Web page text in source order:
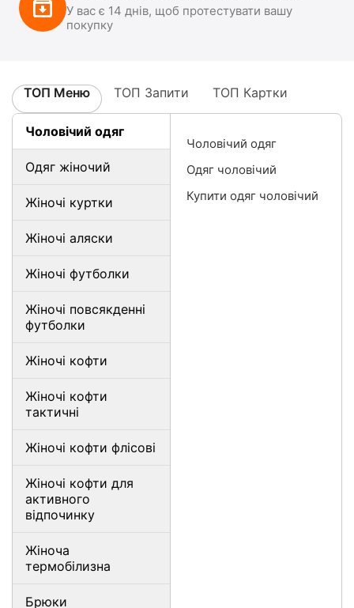
У вас є 14 днів, щоб протестувати вашу
покупку
ТОП Меню ТОП Запити ТОП Картки
Чоловічий одяг
Одяг жіночий
Жіночі куртки
Жіночі аляски
Жіночі футболки
Жіночі повсякденні
футболки
Жіночі кофти
Жіночі кофти
тактичні
Жіночі кофти флісові
Жіночі кофти для
активного
відпочинку
Жіноча
термобілизна
Брюки
Чоловічий одяг
Одяг чоловічий
Купити одяг чоловічий